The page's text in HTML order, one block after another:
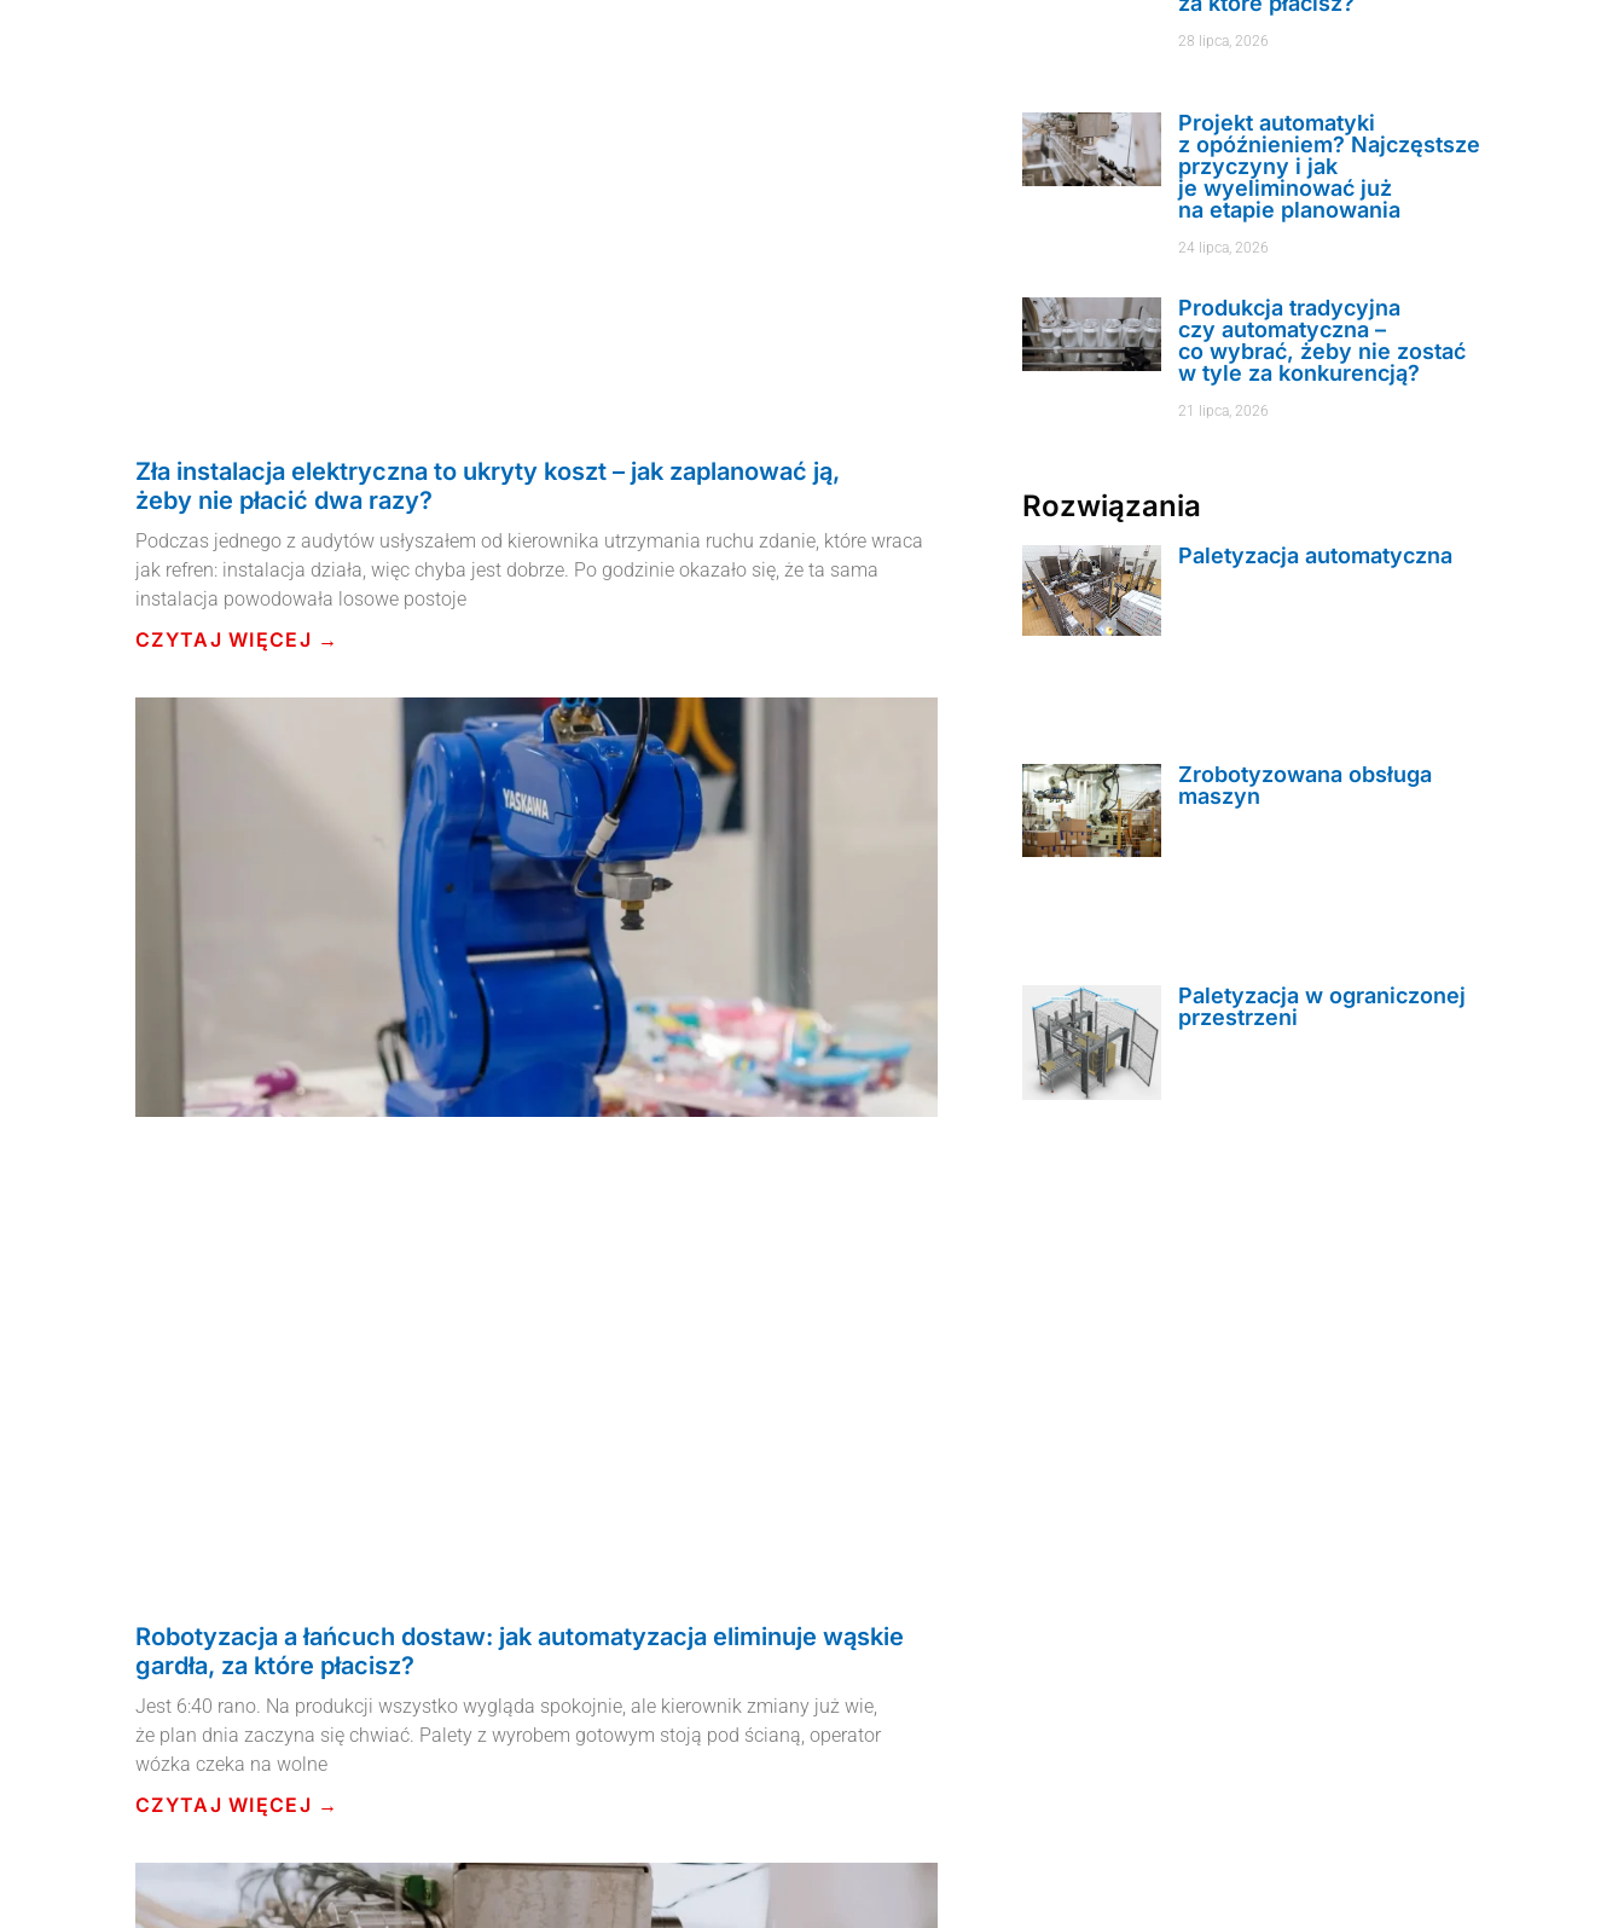
Zła instalacja elektryczna to ukryty koszt – jak zaplanować ją,
żeby nie płacić dwa razy?
Podczas jednego z audytów usłyszałem od kierownika utrzymania ruchu zdanie, które wraca
jak refren: instalacja działa, więc chyba jest dobrze. Po godzinie okazało się, że ta sama
instalacja powodowała losowe postoje
CZYTAJ WIĘCEJ →
Robotyzacja a łańcuch dostaw: jak automatyzacja eliminuje wąskie
gardła, za które płacisz?
Jest 6:40 rano. Na produkcji wszystko wygląda spokojnie, ale kierownik zmiany już wie,
że plan dnia zaczyna się chwiać. Palety z wyrobem gotowym stoją pod ścianą, operator
wózka czeka na wolne
CZYTAJ WIĘCEJ →
28 lipca, 2026
Projekt automatyki
z opóźnieniem? Najczęstsze
przyczyny i jak
je wyeliminować już
na etapie planowania
24 lipca, 2026
Produkcja tradycyjna
czy automatyczna –
co wybrać, żeby nie zostać
w tyle za konkurencją?
21 lipca, 2026
Rozwiązania
Paletyzacja automatyczna
Zrobotyzowana obsługa
maszyn
Paletyzacja w ograniczonej
przestrzeni